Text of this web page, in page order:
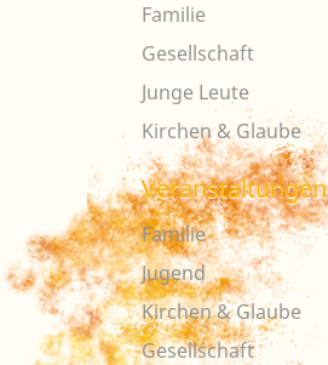
Familie
Gesellschaft
Junge Leute
Kirchen & Glaube
Veranstaltungen
Familie
Jugend
Kirchen & Glaube
Gesellschaft